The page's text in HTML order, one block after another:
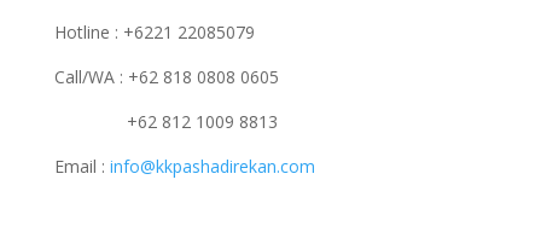
Hotline : +6221 22085079
Call/WA : +62 818 0808 0605
+62 812 1009 8813
Email : info@kkpashadirekan.com